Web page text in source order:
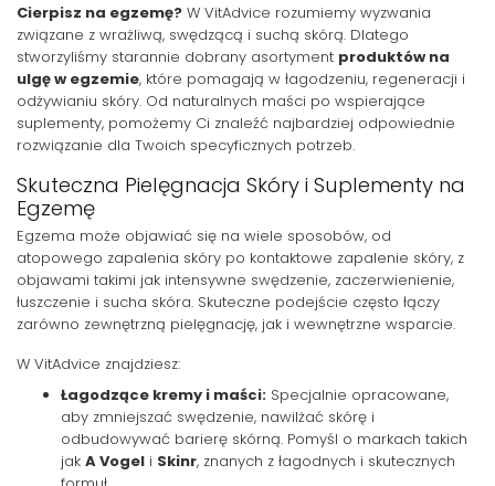
Cierpisz na egzemę? W VitAdvice rozumiemy wyzwania
związane z wrażliwą, swędzącą i suchą skórą. Dlatego
stworzyliśmy starannie dobrany asortyment produktów na
ulgę w egzemie, które pomagają w łagodzeniu, regeneracji i
odżywianiu skóry. Od naturalnych maści po wspierające
suplementy, pomożemy Ci znaleźć najbardziej odpowiednie
rozwiązanie dla Twoich specyficznych potrzeb.
Skuteczna Pielęgnacja Skóry i Suplementy na
Egzemę
Egzema może objawiać się na wiele sposobów, od
atopowego zapalenia skóry po kontaktowe zapalenie skóry, z
objawami takimi jak intensywne swędzenie, zaczerwienienie,
łuszczenie i sucha skóra. Skuteczne podejście często łączy
zarówno zewnętrzną pielęgnację, jak i wewnętrzne wsparcie.
W VitAdvice znajdziesz:
Łagodzące kremy i maści: Specjalnie opracowane,
aby zmniejszać swędzenie, nawilżać skórę i
odbudowywać barierę skórną. Pomyśl o markach takich
jak A Vogel i Skinr, znanych z łagodnych i skutecznych